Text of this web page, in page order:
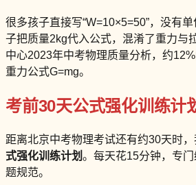
很多孩子直接写“W=10×5=50”，没有
子把质量2kg代入公式，混淆了重力与
中心2023年中考物理质量分析，约
重力公式G=mg。
考前30天公式强化训练计
距离北京中考物理考试还有约30天时
式强化训练计划。每天花15分钟，专
题规范。